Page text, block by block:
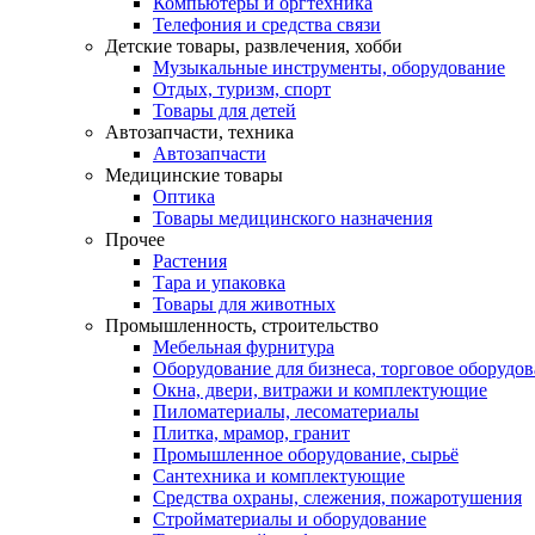
Телефония и средства связи
Детские товары, развлечения, хобби
Музыкальные инструменты, оборудование
Отдых, туризм, спорт
Товары для детей
Автозапчасти, техника
Автозапчасти
Медицинские товары
Оптика
Товары медицинского назначения
Прочее
Растения
Тара и упаковка
Товары для животных
Промышленность, строительство
Мебельная фурнитура
Оборудование для бизнеса, торговое
Окна, двери, витражи и комплектующие
Пиломатериалы, лесоматериалы
Плитка, мрамор, гранит
Промышленное оборудование, сырьё
Сантехника и комплектующие
Средства охраны, слежения, пожаротушения
Стройматериалы и оборудование